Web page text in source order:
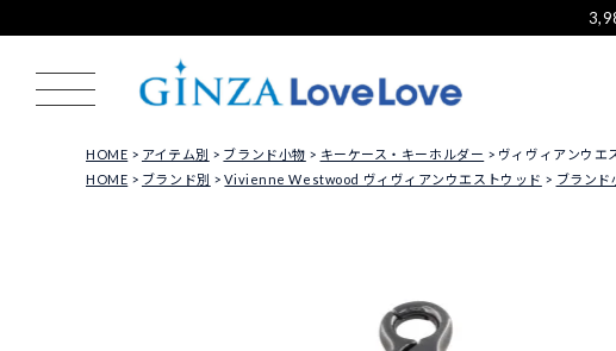
HOME アイテム別 ブランド小物 キーケース・キーホルダー
ヴィヴィアンウエ
HOME
ブランド別 Vivienne Westwood ヴィヴィアンウエストウッド ブランド